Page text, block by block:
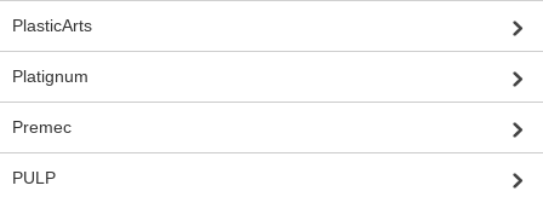
PlasticArts
Platignum
Premec
PULP